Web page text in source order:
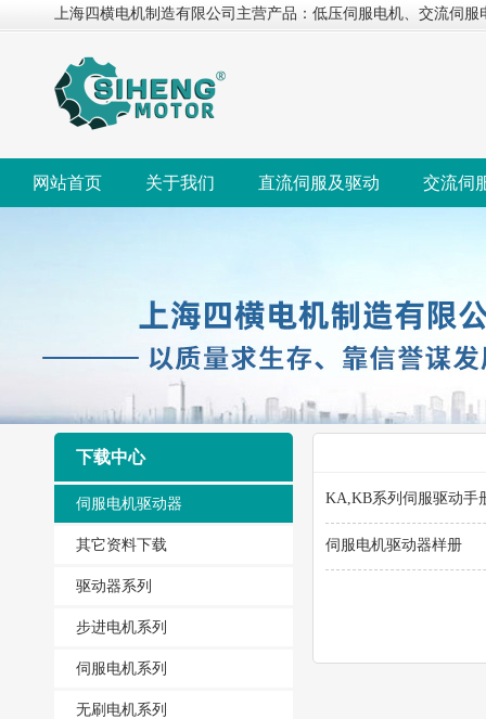
上海四横电机制造有限公司主营产品：低压伺服电机、交流伺
网站首页 关于我们 直流伺服及驱动 交流伺
下载中心
伺服电机驱动器
其它资料下载
驱动器系列
步进电机系列
伺服电机系列
无刷电机系列
KA,KB系列伺服驱动手
伺服电机驱动器样册